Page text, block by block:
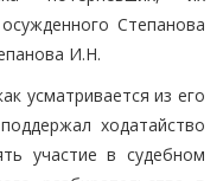
Степанова
И.Н.
усматривается из его
ходатайство
участие в судебном